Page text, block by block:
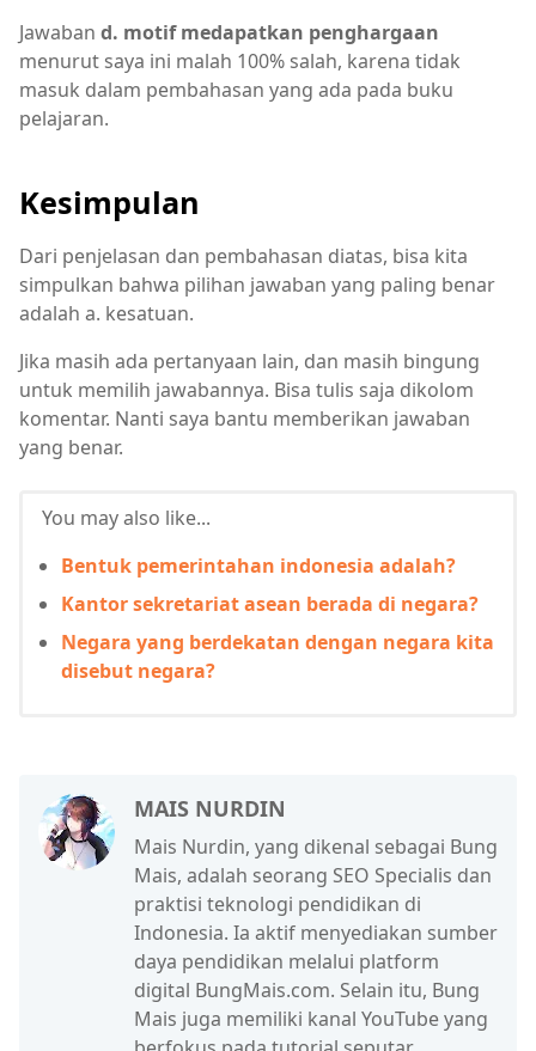
Jawaban d. motif medapatkan penghargaan
menurut saya ini malah 100% salah, karena tidak
masuk dalam pembahasan yang ada pada buku
pelajaran.
Kesimpulan
Dari penjelasan dan pembahasan diatas, bisa kita
simpulkan bahwa pilihan jawaban yang paling benar
adalah a. kesatuan.
Jika masih ada pertanyaan lain, dan masih bingung
untuk memilih jawabannya. Bisa tulis saja dikolom
komentar. Nanti saya bantu memberikan jawaban
yang benar.
You may also like...
Bentuk pemerintahan indonesia adalah?
Kantor sekretariat asean berada di negara?
Negara yang berdekatan dengan negara kita
disebut negara?
MAIS NURDIN
Mais Nurdin, yang dikenal sebagai Bung
Mais, adalah seorang SEO Specialis dan
praktisi teknologi pendidikan di
Indonesia. Ia aktif menyediakan sumber
daya pendidikan melalui platform
digital BungMais.com. Selain itu, Bung
Mais juga memiliki kanal YouTube yang